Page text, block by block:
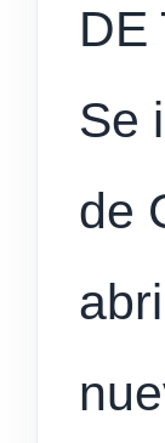
DE
Se
de